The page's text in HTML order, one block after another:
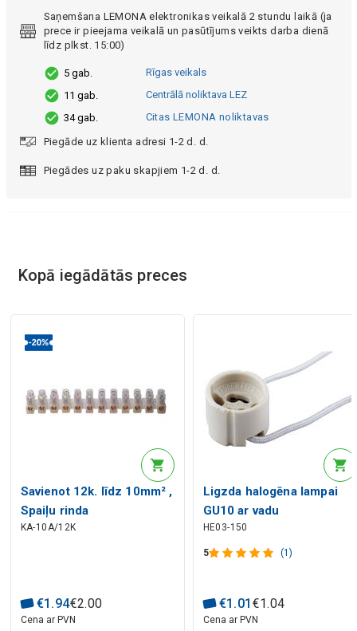
Saņemšana LEMONA elektronikas veikalā 2 stundu laikā (ja
prece ir pieejama veikalā un pasūtījums veikts darba dienā
līdz plkst. 15:00)
5 gab.
Rīgas veikals
11 gab.
Centrālā noliktava LEZ
34 gab.
Citas LEMONA noliktavas
Piegāde uz klienta adresi 1-2 d. d.
Piegādes uz paku skapjiem 1-2 d. d.
Kopā iegādātās preces
Savienot 12k. līdz 10mm² ,
Spaiļu rinda
KA-10A/12K
€1 .94€2.00
Cena ar PVN
Ligzda halogēna lampai
GU10 ar vadu
HE03-150
5 (1)
€1 .01 €1.04
Cena ar PVN